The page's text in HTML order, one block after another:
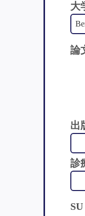
大
論
出
診
SU